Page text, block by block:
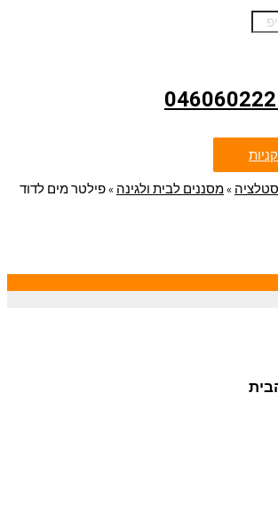
»מסננים לבית ולגינה »פילטר מים לדוד